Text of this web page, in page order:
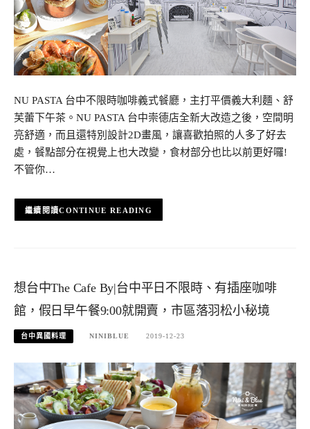
NU PASTA 台中不限時咖啡義式餐廳，主打平價義大利麵、舒
芙蕾下午茶。NU PASTA 台中崇德店全新大改造之後，空間明
亮舒適，而且還特別設計2D畫風，讓喜歡拍照的人多了好去
處，餐點部分在視覺上也大改變，食材部分也比以前更好囉!
不管你…
CONTINUE READING
想台中The Cafe By|台中平日不限時、有插座咖啡
館，假日早午餐9:00就開賣，市區落羽松小秘境
台中異國料理 NINIBLUE 2019-12-23